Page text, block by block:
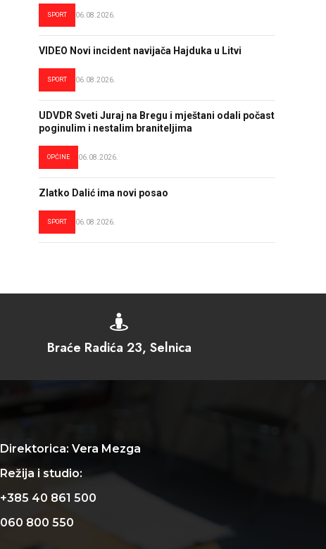
SPORT 06.08.2026.
VIDEO Novi incident navijača Hajduka u Litvi
SPORT 06.08.2026.
UDVDR Sveti Juraj na Bregu i mještani odali počast
poginulim i nestalim braniteljima
OPĆINE 06.08.2026.
Zlatko Dalić ima novi posao
SPORT 06.08.2026.

Braće Radića 23, Selnica
Direktorica: Vera Mezga
Režija i studio:
+385 40 861 500
060 800 550